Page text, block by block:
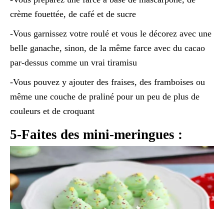
crème fouettée, de café et de sucre
-Vous garnissez votre roulé et vous le décorez avec une
belle ganache, sinon, de la même farce avec du cacao
par-dessus comme un vrai tiramisu
-Vous pouvez y ajouter des fraises, des framboises ou
même une couche de praliné pour un peu de plus de
couleurs et de croquant
5-Faites des mini-meringues :